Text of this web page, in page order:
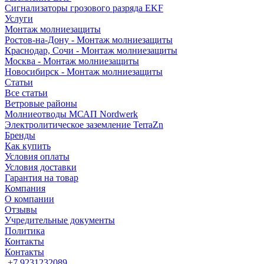
Сигнализаторы грозового разряда EKF
Услуги
Монтаж молниезащиты
Ростов-на-Дону - Монтаж молниезащиты
Краснодар, Сочи - Монтаж молниезащиты
Москва - Монтаж молниезащиты
Новосибирск - Монтаж молниезащиты
Статьи
Все статьи
Ветровые районы
Молниеотводы МСАП Nordwerk
Электролитическое заземление TerraZn
Бренды
Как купить
Условия оплаты
Условия доставки
Гарантия на товар
Компания
О компании
Отзывы
Учредительные документы
Политика
Контакты
Контакты